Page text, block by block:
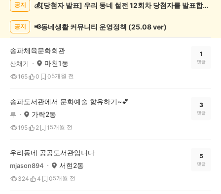
목
공지 💰[당첨자 발표] 우리 동네 썰전 12회차 당첨자를 발표합니다!
공지 📢동네생활 커뮤니티 운영정책 (25.08 ver)
송파체육문화회관
산채기 마천1동
165 0 05개월 전
1
댓글
송파도서관에서 문화예술 향유하기~💕
루 가락2동
195 2 1 5개월 전
3
댓글
우리동네 공공도서관입니다
mjason894 서현2동
324 4 05개월 전
5
댓글